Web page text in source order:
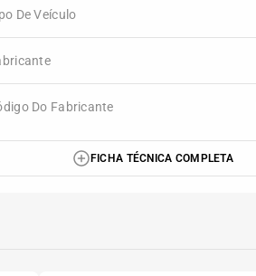
De Veículo
Do Fabricante
FICHA TÉCNICA COMPLETA